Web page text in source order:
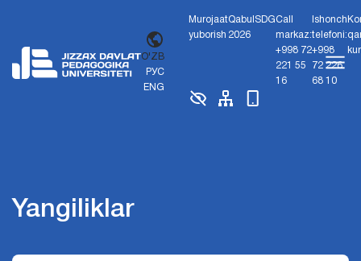
O'ZB
РУС
ENG
Murojaat
yuborish
Qabul
2026
SDGCall
markaz:
+998 72
221 55
16
Ishonch
telefoni:
+998
72 226
68 10
Yangiliklar